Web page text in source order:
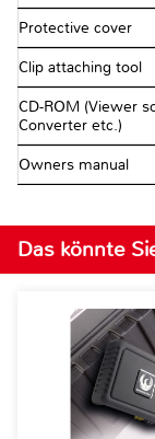
Protective cover
Clip attaching tool
CD-ROM (Viewer
Converter etc.)
Owners manual
Das könnte